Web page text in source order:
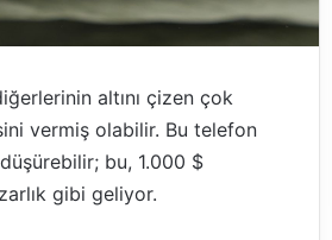
altını çizen çok
vermiş olabilir. Bu telefon
bu, 1.000 $
gibi geliyor.